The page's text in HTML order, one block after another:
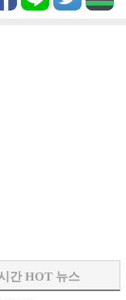
간 HOT 뉴스